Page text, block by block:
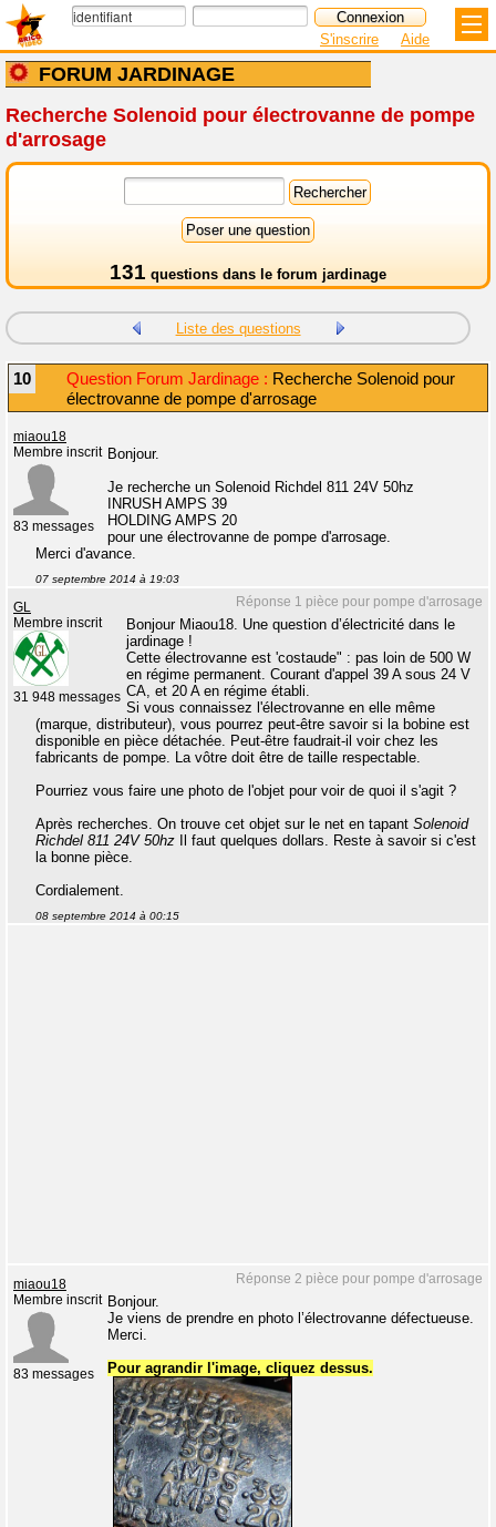
FORUM JARDINAGE
S'inscrire Aide
Recherche Solenoid pour électrovanne de pompe
d'arrosage
131 questions dans le forum jardinage
Liste des questions
10 Question Forum Jardinage : Recherche Solenoid pour
électrovanne de pompe d'arrosage
miaou18
Membre inscrit
83 messages
Bonjour.
Je recherche un Solenoid Richdel 811 24V 50hz
INRUSH AMPS 39
HOLDING AMPS 20
pour une électrovanne de pompe d'arrosage.
Merci d'avance.
07 septembre 2014 à 19:03
Réponse 1 pièce pour pompe d'arrosage
GL
Membre inscrit
31 948 messages
Bonjour Miaou18. Une question d’électricité dans le
jardinage !
Cette électrovanne est 'costaude" : pas loin de 500 W
en régime permanent. Courant d'appel 39 A sous 24 V
CA, et 20 A en régime établi.
Si vous connaissez l'électrovanne en elle même
(marque, distributeur), vous pourrez peut-être savoir si la bobine est
disponible en pièce détachée. Peut-être faudrait-il voir chez les
fabricants de pompe. La vôtre doit être de taille respectable.
Pourriez vous faire une photo de l'objet pour voir de quoi il s'agit ?
Après recherches. On trouve cet objet sur le net en tapant Solenoid
Richdel 811 24V 50hz Il faut quelques dollars. Reste à savoir si c'est
la bonne pièce.
Cordialement.
08 septembre 2014 à 00:15
Réponse 2 pièce pour pompe d'arrosage
miaou18
Membre inscrit
83 messages
Bonjour.
Je viens de prendre en photo l’électrovanne défectueuse.
Merci.
Pour agrandir l'image, cliquez dessus.